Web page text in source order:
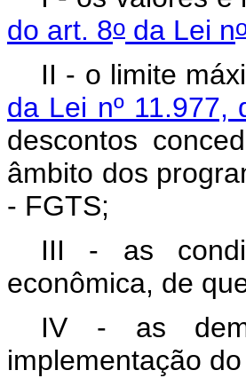
do art. 8o da Lei n
II - o limite
da Lei nº 11.977,
descontos
âmbito dos
- FGTS;
III - as
econômica, de
IV - as
implementação